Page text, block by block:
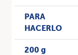
PARA
HACERLO
200 g